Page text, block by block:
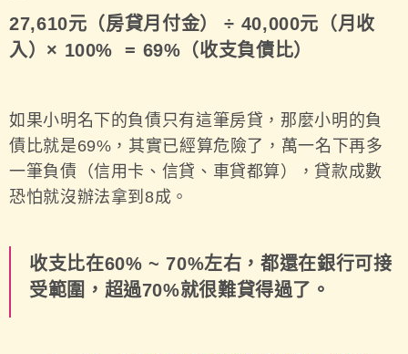
27,610元（房貸月付金） ÷ 40,000元（月收
入）× 100% = 69%（收支負債比）
如果小明名下的負債只有這筆房貸，那麼小明的負
債比就是69%，其實已經算危險了，萬一名下再多
一筆負債（信用卡、信貸、車貸都算），貸款成數
恐怕就沒辦法拿到8成。
收支比在60% ~ 70%左右，都還在銀行可接
受範圍，超過70%就很難貸得過了。